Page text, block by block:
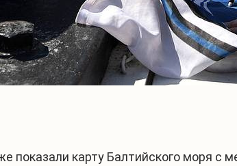
показали карту Балтийского моря